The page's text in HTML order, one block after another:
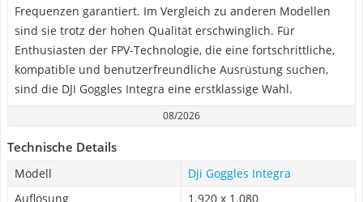
Frequenzen garantiert. Im Vergleich zu anderen Modellen
sind sie trotz der hohen Qualität erschwinglich. Für
Enthusiasten der FPV-Technologie, die eine fortschrittliche,
kompatible und benutzerfreundliche Ausrüstung suchen,
sind die DJI Goggles Integra eine erstklassige Wahl.
08/2026
Technische Details
Modell
Dji Goggles Integra
Auflösung
1.920 x 1.080